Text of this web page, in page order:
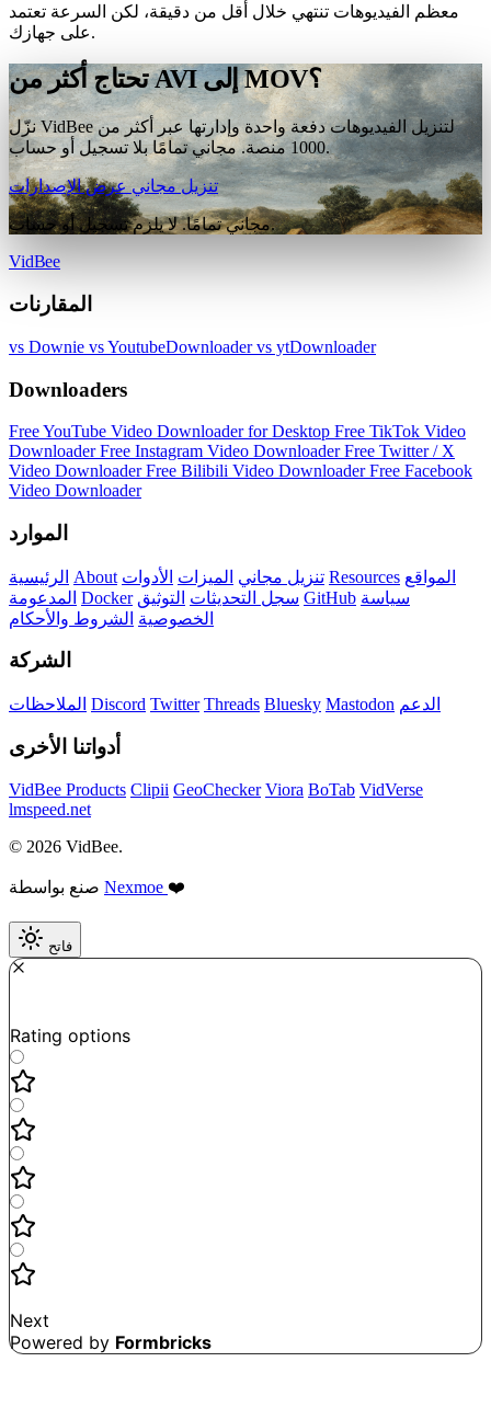
معظم الفيديوهات تنتهي خلال أقل من دقيقة، لكن السرعة تعتمد
على جهازك.
تحتاج أكثر من AVI إلى MOV؟
نزّل VidBee لتنزيل الفيديوهات دفعة واحدة وإدارتها عبر أكثر من
1000 منصة. مجاني تمامًا بلا تسجيل أو حساب.
تنزيل مجانيعرض الإصدارات
مجاني تمامًا. لا يلزم تسجيل أو حساب.
VidBee
المقارنات
vs Downie vs YoutubeDownloadervs ytDownloader
Downloaders
Free YouTube Video Downloader for Desktop Free TikTok Video
DownloaderFree Instagram Video DownloaderFree Twitter / X
Video DownloaderFree Bilibili Video DownloaderFree Facebook
Video Downloader
الموارد
الرئيسية About تنزيل مجاني الميزات الأدوات Resources المواقع
المدعومة Docker سجل التحديثات التوثيق GitHub سياسة
الخصوصية الشروط والأحكام
الشركة
الملاحظات Discord Twitter Threads Bluesky Mastodon الدعم
أدواتنا الأخرى
VidBee Products Clipii GeoChecker Viora BoTab VidVerse
lmspeed.net
© 2026 VidBee.
Nexmoe ❤️
فاتح
Rating options
Next
Powered by Formbricks